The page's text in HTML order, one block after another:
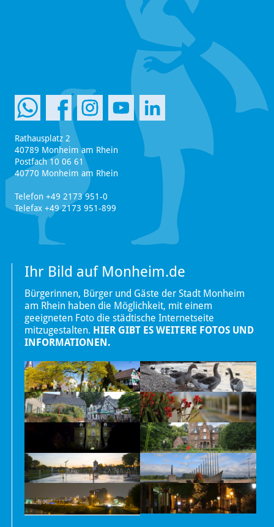
Rathausplatz 2
40789 Monheim am Rhein
Postfach 10 06 61
40770 Monheim am Rhein
Telefon +49 2173 951-0
Telefax +49 2173 951-899
Ihr Bild auf Monheim.de
Bürgerinnen, Bürger und Gäste der Stadt Monheim
am Rhein haben die Möglichkeit, mit einem
geeigneten Foto die städtische Internetseite
mitzugestalten. HIER GIBT ES WEITERE FOTOS UND
INFORMATIONEN.